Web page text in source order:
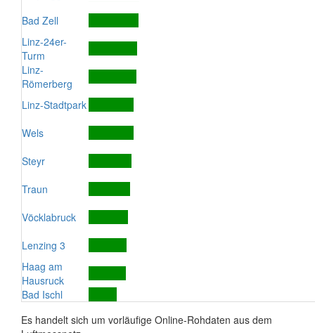
Bad Zell
Linz-24er-
Turm
Linz-
Römerberg
Linz-Stadtpark
Wels
Steyr
Traun
Vöcklabruck
Lenzing 3
Haag am
Hausruck
Bad Ischl
Es handelt sich um vorläufige Online-Rohdaten aus dem